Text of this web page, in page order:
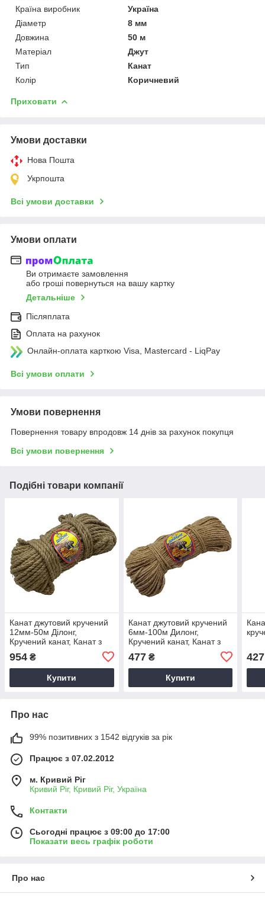
Країна виробник
Україна
Діаметр
8 мм
Довжина
50 м
Матеріал
Джут
Тип
Канат
Колір
Коричневий
Приховати
Умови доставки
Нова Пошта
Укрпошта
Всі умови доставки
Умови оплати
Ви отримаєте замовлення
або гроші повернуться на вашу картку
Детальніше
Післяплата
Оплата на рахунок
Онлайн-оплата карткою Visa, Mastercard - LiqPay
Всі умови оплати
Умови повернення
Повернення товару впродовж 14 днів за рахунок покупця
Всі умови повернення
Подібні товари компанії
Канат джутовий кручений
12мм-50м Ділонг,
Кручений канат, Канат з
Канат для підвісу
954 ₴
Купити
Канат джутовий кручений
6мм-100м Дилонг,
Кручений канат, Канат з
Канат для підвісу
477₴
Купити
Про нас
99% позитивних з 1542 відгуків за рік
Працює з 07.02.2012
м. Кривий Ріг
Кривий Ріг, Кривий Ріг, Україна
Контакти
Сьогодні працює з 09:00 до 17:00
Показати весь графік роботи
Про нас